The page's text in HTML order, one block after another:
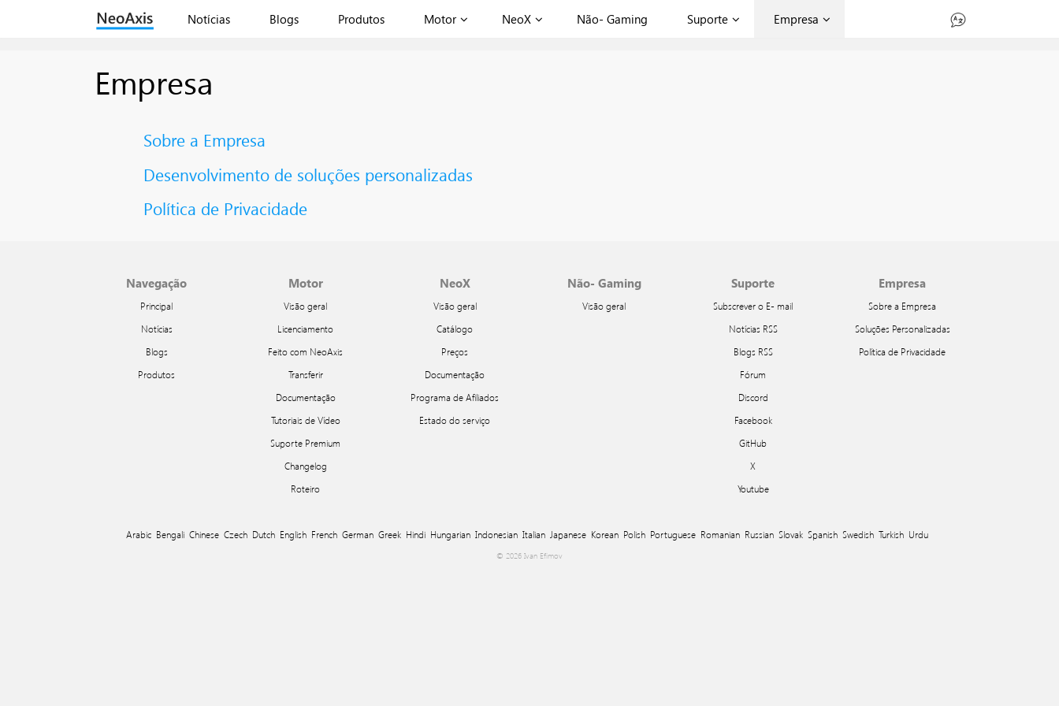
Notícias Blogs Produtos Motor NeoX Não- Gaming Suporte Empresa
Empresa
Sobre a Empresa
Desenvolvimento de soluções personalizadas
Política de Privacidade
Navegação
Principal
Notícias
Blogs
Produtos
Motor
Visão geral
Licenciamento
Feito com NeoAxis
Transferir
Documentação
Tutoriais de Vídeo
Suporte Premium
Changelog
Roteiro
NeoX
Visão geral
Catálogo
Preços
Documentação
Programa de Afiliados
Estado do serviço
Não- Gaming
Visão geral
Suporte
Subscrever o E- mail
Notícias RSS
Blogs RSS
Fórum
Discord
Facebook
GitHub
X
Youtube
Empresa
Sobre a Empresa
Soluções Personalizadas
Política de Privacidade
Arabic Bengali Chinese Czech Dutch English French German Greek Hindi Hungarian Indonesian Italian Japanese Korean Polish Portuguese Romanian Russian Slovak Spanish Swedish Turkish Urdu
© 2026 Ivan Efimov